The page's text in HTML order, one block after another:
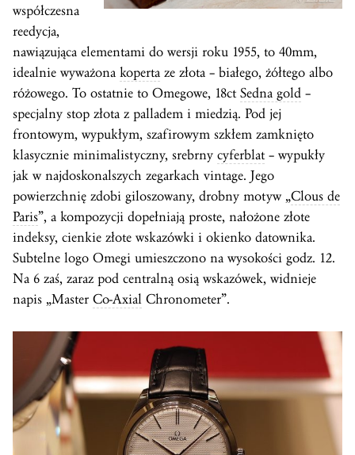
współczesna
reedycja,
nawiązująca elementami do wersji roku 1955, to 40mm,
idealnie wyważona koperta ze złota – białego, żółtego albo
różowego. To ostatnie to Omegowe, 18ctSedna gold –
specjalny stop złota z palladem i miedzią. Pod jej
frontowym, wypukłym, szafirowym szkłem zamknięto
klasycznie minimalistyczny, srebrny cyferblat– wypukły
jak w najdoskonalszych zegarkach vintage. Jego
powierzchnię zdobi giloszowany, drobny motyw „Clous de
Paris”, a kompozycji dopełniają proste, nałożone złote
indeksy, cienkie złote wskazówki i okienko datownika.
Subtelne logo Omegi umieszczono na wysokości godz. 12.
Na 6 zaś, zaraz pod centralną osią wskazówek, widnieje
napis „Master Co-Axial Chronometer”.